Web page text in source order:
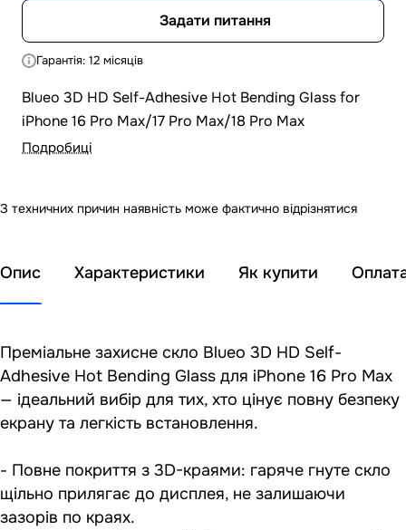
Задати питання
Гарантія: 12 місяців
Blueo 3D HD Self-Adhesive Hot Bending Glass for
iPhone 16 Pro Max/17 Pro Max/18 Pro Max
Подробиці
З техничних причин наявність може фактично відрізнятися
Опис Характеристики Як купити
Преміальне захисне скло Blueo 3D HD Self-
Adhesive Hot Bending Glass для iPhone 16 Pro Max
— ідеальний вибір для тих, хто цінує повну безпеку
екрану та легкість встановлення.
- Повне покриття з 3D-краями: гаряче гнуте скло
щільно прилягає до дисплея, не залишаючи
зазорів по краях.